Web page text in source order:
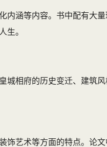
涵等内容。书中配有大
生。
城相府的历史变迁、建筑
艺术等方面的特点。论